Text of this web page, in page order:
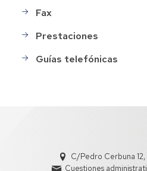
Fax
Prestaciones
Guías telefónicas
C/Pedro Cerbuna
Cuestiones